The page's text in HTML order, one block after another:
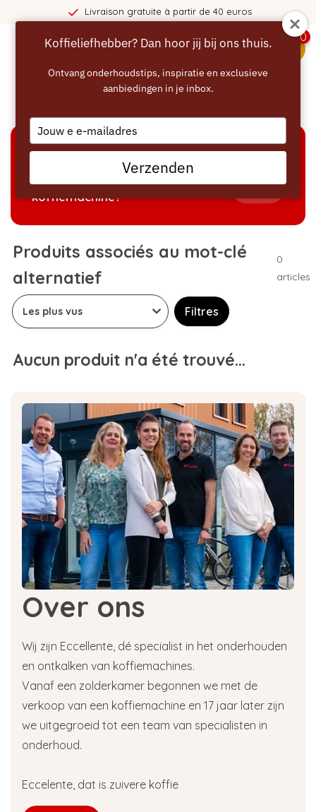
Livraison gratuite à partir de 40 euros
0
Welke producten passen bij mijn
koffiemachine?
Produits associés au mot-clé
alternatief
0
articles
Filtres
Aucun produit n'a été trouvé...
Over ons
Wij zijn Eccellente, dé specialist in het onderhouden
en ontkalken van koffiemachines.
Vanaf een zolderkamer begonnen we met de
verkoop van een koffiemachine en 17 jaar later zijn
we uitgegroeid tot een team van specialisten in
onderhoud.
Eccelente, dat is zuivere koffie
Koffieliefhebber? Dan hoor jij bij ons thuis.
Ontvang onderhoudstips, inspiratie en exclusieve
aanbiedingen in je inbox.
Type
your
email
Verzenden